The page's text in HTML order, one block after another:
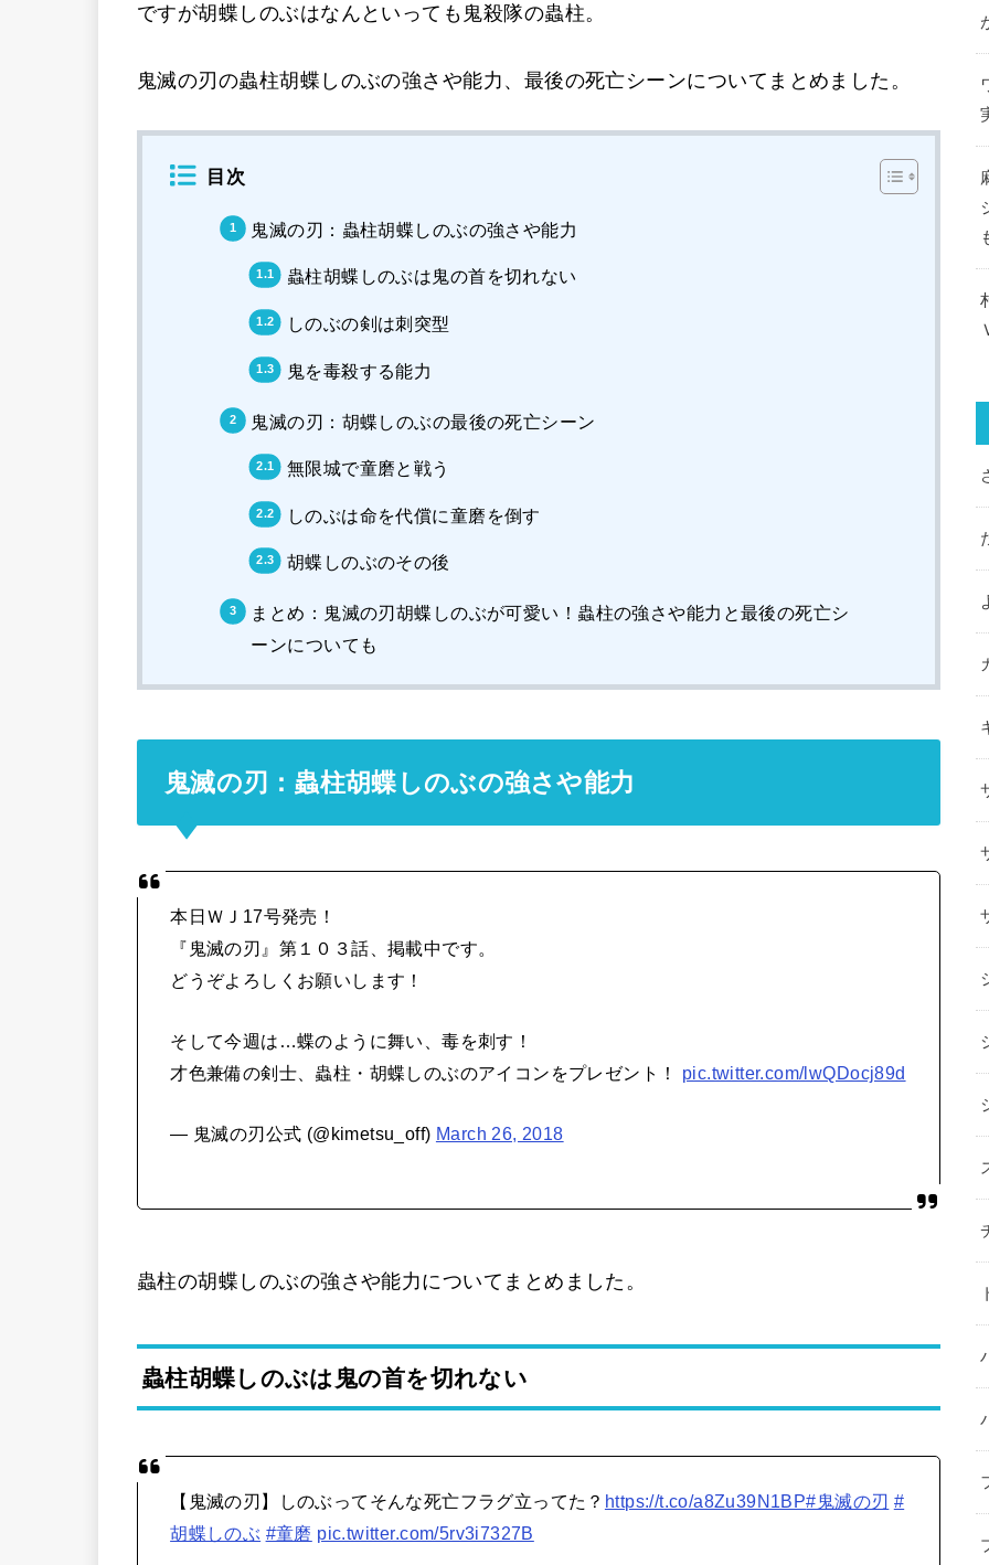
ですが胡蝶しのぶはなんといっても鬼殺隊の蟲柱。
鬼滅の刃の蟲柱胡蝶しのぶの強さや能力、最後の死亡シーンについてまとめました。
目次
鬼滅の刃：蟲柱胡蝶しのぶの強さや能力
蟲柱胡蝶しのぶは鬼の首を切れない
しのぶの剣は刺突型
鬼を毒殺する能力
鬼滅の刃：胡蝶しのぶの最後の死亡シーン
無限城で童磨と戦う
しのぶは命を代償に童磨を倒す
胡蝶しのぶのその後
まとめ：鬼滅の刃胡蝶しのぶが可愛い！蟲柱の強さや能力と最後の死亡シ
ーンについても
鬼滅の刃：蟲柱胡蝶しのぶの強さや能力
本日ＷＪ17号発売！
『鬼滅の刃』第１０３話、掲載中です。
どうぞよろしくお願いします！
そして今週は…蝶のように舞い、毒を刺す！
才色兼備の剣士、蟲柱・胡蝶しのぶのアイコンをプレゼント！ pic.twitter.com/lwQDocj89d
— 鬼滅の刃公式 (@kimetsu_off) March 26, 2018
蟲柱の胡蝶しのぶの強さや能力についてまとめました。
蟲柱胡蝶しのぶは鬼の首を切れない
【鬼滅の刃】しのぶってそんな死亡フラグ立ってた？ https://t.co/a8Zu39N1BP#鬼滅の刃 #
胡蝶しのぶ #童磨 pic.twitter.com/5rv3i7327B